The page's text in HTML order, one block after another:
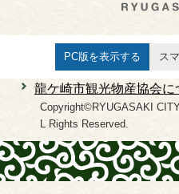
PC版を表示する ス
龍ケ崎市観光物産協会に
Copyright©RYUGASAKI
L Rights Reserved.